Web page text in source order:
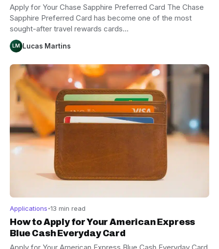
Apply for Your Chase Sapphire Preferred Card The Chase
Sapphire Preferred Card has become one of the most
sought-after travel rewards cards…
LM Lucas Martins
Applications 13 min read
How to Apply for Your American Express
Blue Cash Everyday Card